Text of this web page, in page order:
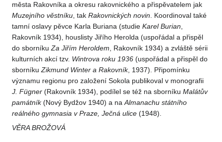
města Rakovníka a okresu rakovnického a přispěvatelem jak
Muzejního věstníku , tak Rakovnických novin . Koordinoval také
tamní oslavy pěvce Karla Buriana (studie Karel Burian
Rakovník 1934), houslisty Jiřího Herolda (uspořádal a přispěl
do sborníku Za Jiřím Heroldem , Rakovník 1934) a zvláště sérii
kulturních akcí tzv. Wintrova roku 1936 (uspořádal a přispěl do
sborníku Zikmund Winter a Rakovník, 1937). Připomínku
významu regionu pro založení Sokola publikoval v monografii
J. Fügner (Rakovník 1934), podílel se též na sborníku Malátův
památník(Nový Bydžov 1940) a na Almanachu státního
reálného gymnasia v Praze, Ječná ulice (1948).
VĚRA BROŽOVÁ